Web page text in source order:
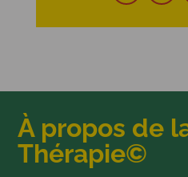
À propos de
Thérapie©